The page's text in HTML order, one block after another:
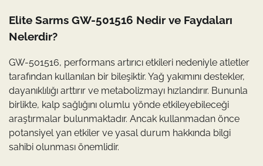
Elite Sarms GW-501516 Nedir ve Faydaları
Nelerdir?
GW-501516, performans artırıcı etkileri nedeniyle atletler
tarafından kullanılan bir bileşiktir. Yağ yakımını destekler,
dayanıklılığı arttırır ve metabolizmayı hızlandırır. Bununla
birlikte, kalp sağlığını olumlu yönde etkileyebileceği
araştırmalar bulunmaktadır. Ancak kullanmadan önce
potansiyel yan etkiler ve yasal durum hakkında bilgi
sahibi olunması önemlidir.